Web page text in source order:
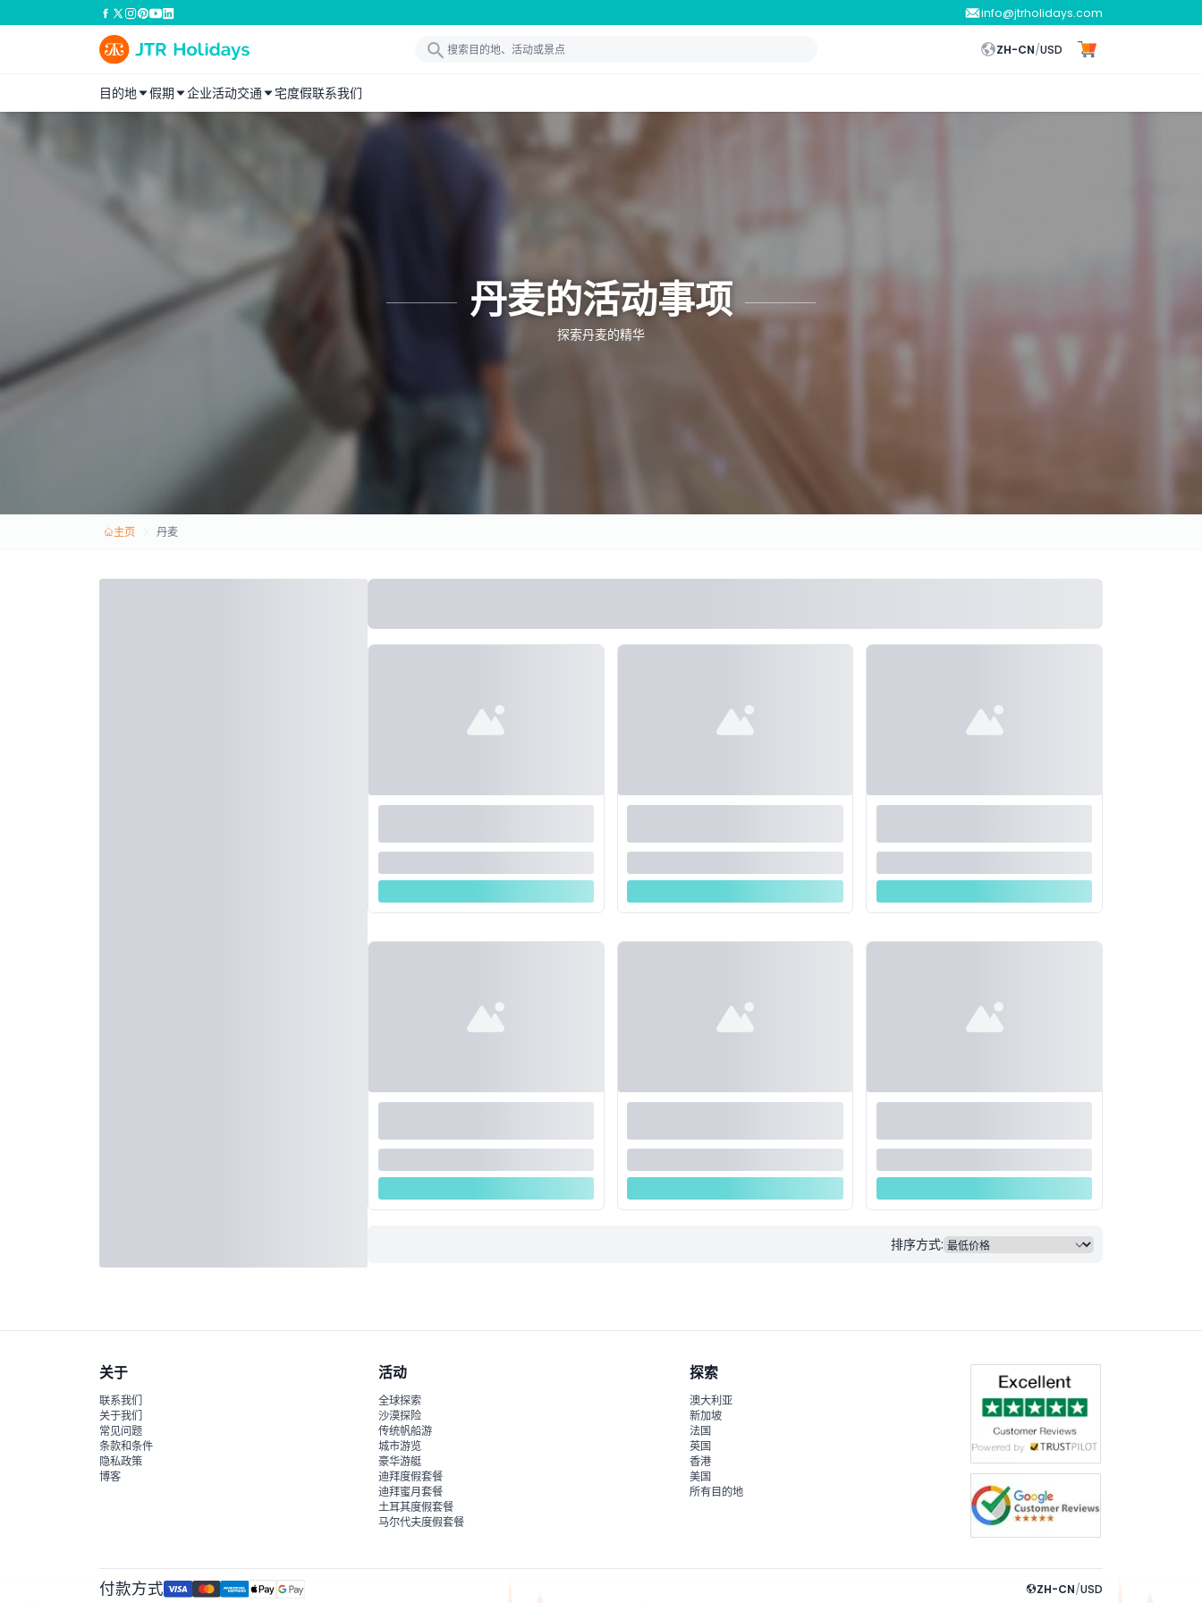
info@jtrholidays.com
ZH-CN/USD
目的地 假期 企业活动交通 宅度假联系我们
丹麦的活动事项
探索丹麦的精华
主页 丹麦
排序方式:
关于
联系我们
关于我们
常见问题
条款和条件
隐私政策
博客
活动
全球探索
沙漠探险
传统帆船游
城市游览
豪华游艇
迪拜度假套餐
迪拜蜜月套餐
土耳其度假套餐
马尔代夫度假套餐
探索
澳大利亚
新加坡
法国
英国
香港
美国
所有目的地
付款方式 ZH-CN/USD